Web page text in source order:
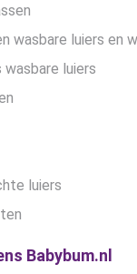
wasbare luiers en
luiers
luiers
Babybum.nl